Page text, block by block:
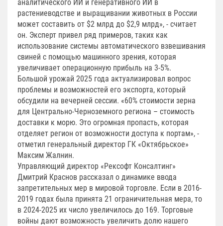
аналитического ИИ и генеративного ИИ в
растениеводстве и выращивании животных в России
может составить от $2 млрд до $2,9 млрд», - считает
он. Эксперт привел ряд примеров, таких как
использование системы автоматического взвешивания
свиней с помощью машинного зрения, которая
увеличивает операционную прибыль на 3-5%.
Большой урожай 2025 года актуализировал вопрос
проблемы и возможностей его экспорта, который
обсудили на вечерней сессии. «60% стоимости зерна
для Центрально-Черноземного региона – стоимость
доставки к морю. Это огромная пропасть, которая
отделяет регион от возможности доступа к портам», -
отметил генеральный директор ГК «Октябрьское»
Максим Жалнин.
Управляющий директор «Рексофт Консалтинг»
Дмитрий Краснов рассказал о динамике ввода
запретительных мер в мировой торговле. Если в 2016-
2019 годах была принята 21 ограничительная мера, то
в 2024-2025 их число увеличилось до 169. Торговые
войны дают возможность увеличить долю нашего